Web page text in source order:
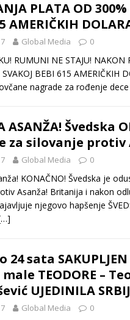
PLATA OD 300%
AMERIČKIH
Global Media 0
RUMUNI NE STAJU! NAKON
BEBI 615 AMERIČKIH
nagrade za rođenje dece
ASANŽA! Švedska
za silovanje protiv
Global Media 0
KONAČNO! Švedska je
Asanža! Britanija i nakon
njegovo hapšenje
24 sata
TEODORE –
UJEDINILA
Global Media 0